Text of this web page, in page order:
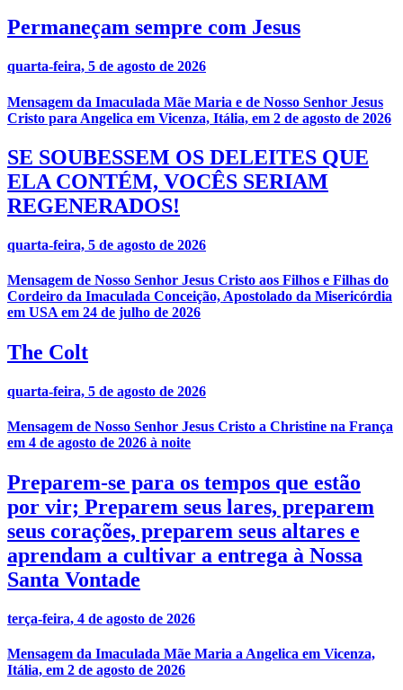
Permaneçam sempre com Jesus
quarta-feira, 5 de agosto de 2026
Mensagem da Imaculada Mãe Maria e de Nosso Senhor Jesus
Cristo para Angelica em Vicenza, Itália, em 2 de agosto de 2026
SE SOUBESSEM OS DELEITES QUE
ELA CONTÉM, VOCÊS SERIAM
REGENERADOS!
quarta-feira, 5 de agosto de 2026
Mensagem de Nosso Senhor Jesus Cristo aos Filhos e Filhas do
Cordeiro da Imaculada Conceição, Apostolado da Misericórdia
em USA em 24 de julho de 2026
The Colt
quarta-feira, 5 de agosto de 2026
Mensagem de Nosso Senhor Jesus Cristo a Christine na França
em 4 de agosto de 2026 à noite
Preparem-se para os tempos que estão
por vir; Preparem seus lares, preparem
seus corações, preparem seus altares e
aprendam a cultivar a entrega à Nossa
Santa Vontade
terça-feira, 4 de agosto de 2026
Mensagem da Imaculada Mãe Maria a Angelica em Vicenza,
Itália, em 2 de agosto de 2026